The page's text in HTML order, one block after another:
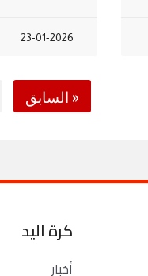
23-01-2026
« السابق
كرة اليد
أخبار